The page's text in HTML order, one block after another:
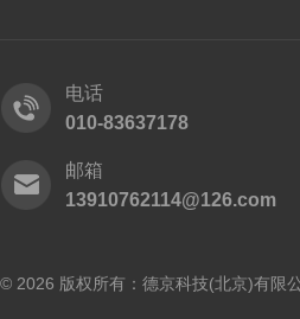
电话
010-83637178
邮箱
13910762114@126.com
© 2026 版权所有：德京科技(北京)有限